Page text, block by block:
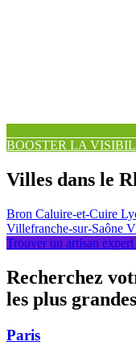
BOOSTER LA
Villes dans le
Bron Caluire-et-Cuire
Villefranche-sur-Saône
Trouver un artisan expert
Recherchez
les plus
Paris